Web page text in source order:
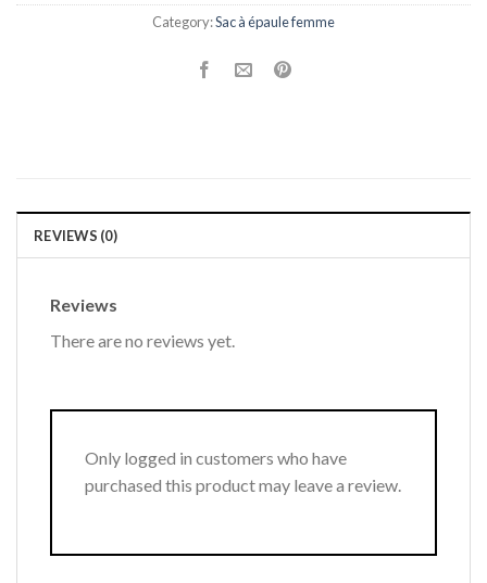
Category:Sac à épaule femme
REVIEWS (0)
Reviews
There are no reviews yet.
Only logged in customers who have
purchased this product may leave a review.